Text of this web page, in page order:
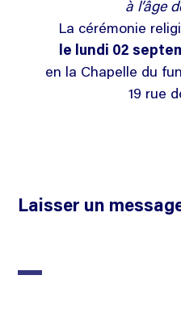
à l’âge
La cérémonie
le lundi 02
en la Chapelle du
19 rue
Laisser un